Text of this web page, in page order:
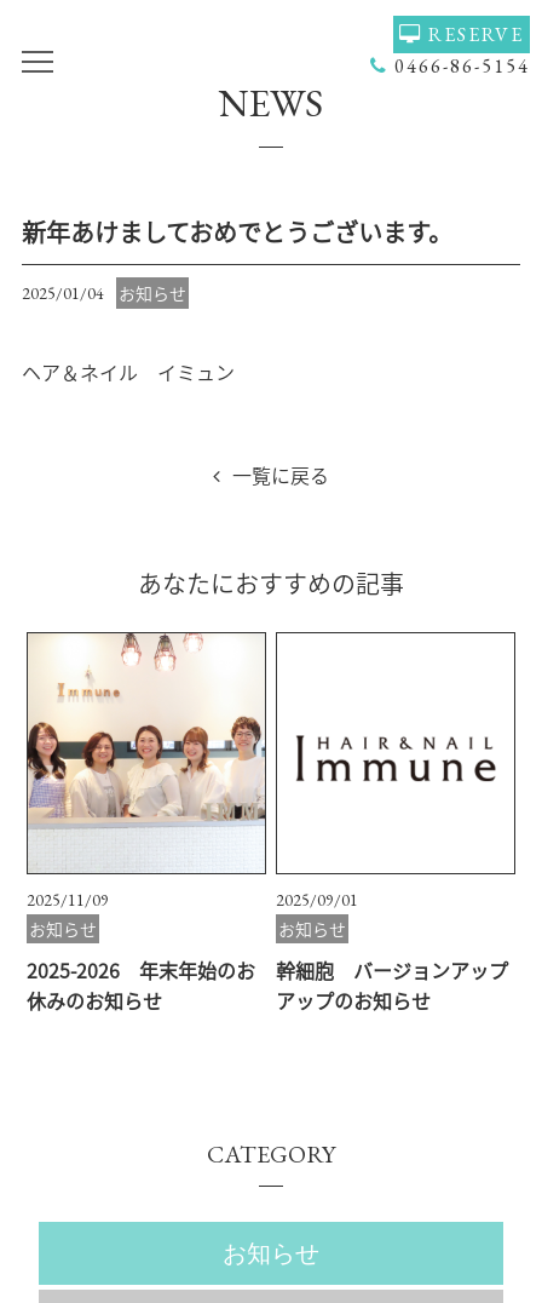
0466-86-5154
RESERVE
VOICE
STAFF NAIL
BLOG
NAILGALLERY
NEWS
新年あけましておめでとうございます。
2025/01/04 お知らせ
ヘア＆ネイル イミュン
一覧に戻る
あなたにおすすめの記事
2025/11/09
お知らせ
2025-2026 年末年始のお
休みのお知らせ
2025/09/01
お知らせ
幹細胞 バージョンアップ
アップのお知らせ
CATEGORY
お知らせ